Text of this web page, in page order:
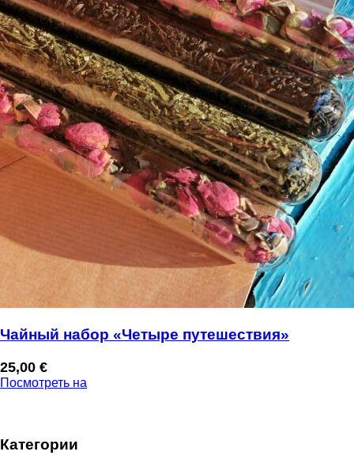
Чайный набор «Четыре путешествия»
25,00 €
Посмотреть на
Категории